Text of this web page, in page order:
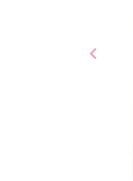
chevron_left